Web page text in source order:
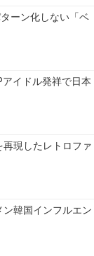
ーン化しない「ベ
イドル発祥で日本
再現したレトロファ
韓国インフルエン